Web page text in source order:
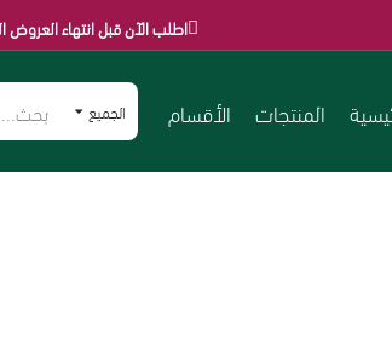
اطلب الآن قبل انتهاء العروض التي تصل ل50٪ لفترة محدودة
المنتجات الأقسام الجميع